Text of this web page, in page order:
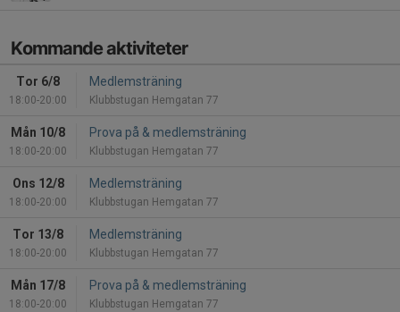
Kommande aktiviteter
Tor 6/8
18:00-20:00
Medlemsträning
Klubbstugan Hemgatan 77
Mån 10/8
18:00-20:00
Prova på & medlemsträning
Klubbstugan Hemgatan 77
Ons 12/8
18:00-20:00
Medlemsträning
Klubbstugan Hemgatan 77
Tor 13/8
18:00-20:00
Medlemsträning
Klubbstugan Hemgatan 77
Mån 17/8
18:00-20:00
Prova på & medlemsträning
Klubbstugan Hemgatan 77